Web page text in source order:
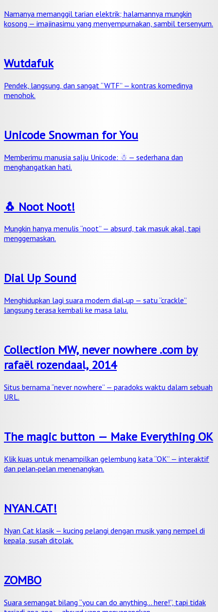
Namanya memanggil tarian elektrik; halamannya mungkin
kosong — imajinasimu yang menyempurnakan, sambil tersenyum.
Wutdafuk
Pendek, langsung, dan sangat “WTF” — kontras komedinya
menohok.
Unicode Snowman for You
Memberimu manusia salju Unicode: ☃ — sederhana dan
menghangatkan hati.
🐧 Noot Noot!
Mungkin hanya menulis “noot” — absurd, tak masuk akal, tapi
menggemaskan.
Dial Up Sound
Menghidupkan lagi suara modem dial‑up — satu “crackle”
langsung terasa kembali ke masa lalu.
Collection MW, never nowhere .com by
rafaël rozendaal, 2014
Situs bernama “never nowhere” — paradoks waktu dalam sebuah
URL.
The magic button — Make Everything OK
Klik kuas untuk menampilkan gelembung kata “OK” — interaktif
dan pelan‑pelan menenangkan.
NYAN.CAT!
Nyan Cat klasik — kucing pelangi dengan musik yang nempel di
kepala, susah ditolak.
ZOMBO
Suara semangat bilang “you can do anything… here!”, tapi tidak